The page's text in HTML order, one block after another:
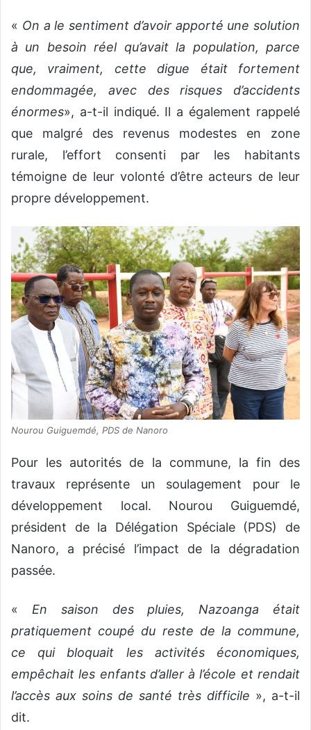
« On a le sentiment d’avoir apporté une solution
à un besoin réel qu’avait la population, parce
que, vraiment, cette digue était fortement
endommagée, avec des risques d’accidents
énormes», a-t-il indiqué. Il a également rappelé
que malgré des revenus modestes en zone
rurale, l’effort consenti par les habitants
témoigne de leur volonté d’être acteurs de leur
propre développement.
Nourou Guiguemdé, PDS de Nanoro
Pour les autorités de la commune, la fin des
travaux représente un soulagement pour le
développement local. Nourou Guiguemdé,
président de la Délégation Spéciale (PDS) de
Nanoro, a précisé l’impact de la dégradation
passée.
« En saison des pluies, Nazoanga était
pratiquement coupé du reste de la commune,
ce qui bloquait les activités économiques,
empêchait les enfants d’aller à l’école et rendait
l’accès aux soins de santé très difficile », a-t-il
dit.